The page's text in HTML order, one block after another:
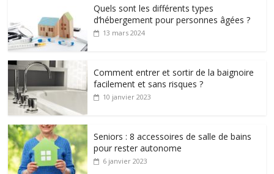
Quels sont les différents types
d’hébergement pour personnes âgées ?
13 mars 2024
Comment entrer et sortir de la baignoire
facilement et sans risques ?
10 janvier 2023
Seniors : 8 accessoires de salle de bains
pour rester autonome
6 janvier 2023